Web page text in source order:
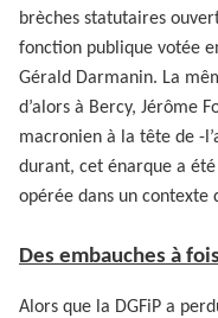
brèches statutaires
fonction publique votée
Gérald Darmanin. La
d’alors à Bercy, Jérôme
macronien à la tête de -
durant, cet énarque a
opérée dans un contexte
Des embauches à
Alors que la DGFiP a